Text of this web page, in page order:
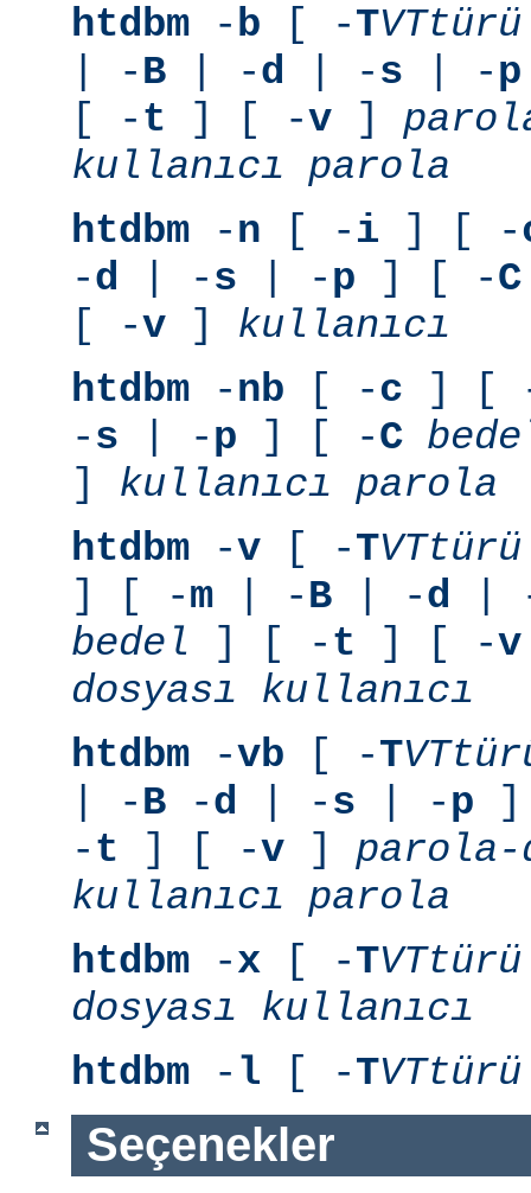
htdbm -b [ -TVTtürü
| -B | -d | -s | -p
[ -t ] [ -v ]
kullanıcı
parola
htdbm -n [ -i ] [ -
-d | -s | -p ] [ -C
[ -v ] kullanıcı
htdbm -nb [ -c ] [
-s | -p ] [ -C
] kullanıcı
parola
htdbm -v [ -TVTtürü
] [ -m | -B | -d |
bedel ] [ -t ] [ -v
dosyası
kullanıcı
htdbm -vb [ -T
| -B -d | -s | -p ]
-t ] [ -v ] parola-
kullanıcı
parola
htdbm -x [ -TVTtürü
dosyası
kullanıcı
htdbm - l [ -TVTtürü
Seçenekler